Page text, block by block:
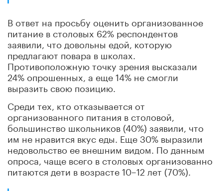
В ответ на просьбу оценить организованное
питание в столовых 62% респондентов
заявили, что довольны едой, которую
предлагают повара в школах.
Противоположную точку зрения высказали
24% опрошенных, а еще 14% не смогли
выразить свою позицию.
Среди тех, кто отказывается от
организованного питания в столовой,
большинство школьников (40%) заявили, что
им не нравится вкус еды. Еще 30% выразили
недовольство ее внешним видом. По данным
опроса, чаще всего в столовых организованно
питаются дети в возрасте 10–12 лет (70%).